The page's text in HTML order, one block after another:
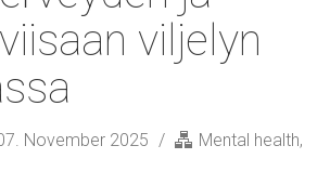
viljelyn
November 2025 Mental health,